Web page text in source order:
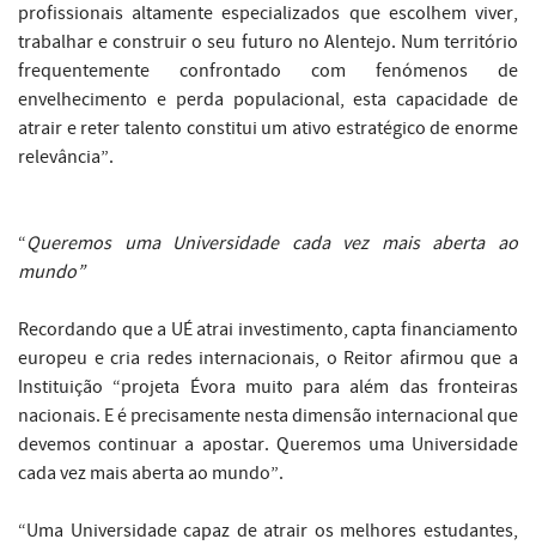
profissionais altamente especializados que escolhem viver,
trabalhar e construir o seu futuro no Alentejo. Num território
frequentemente confrontado com fenómenos de
envelhecimento e perda populacional, esta capacidade de
atrair e reter talento constitui um ativo estratégico de enorme
relevância”.
“Queremos uma Universidade cada vez mais aberta ao
mundo”
Recordando que a UÉ atrai investimento, capta financiamento
europeu e cria redes internacionais, o Reitor afirmou que a
Instituição “projeta Évora muito para além das fronteiras
nacionais. E é precisamente nesta dimensão internacional que
devemos continuar a apostar. Queremos uma Universidade
cada vez mais aberta ao mundo”.
“Uma Universidade capaz de atrair os melhores estudantes,